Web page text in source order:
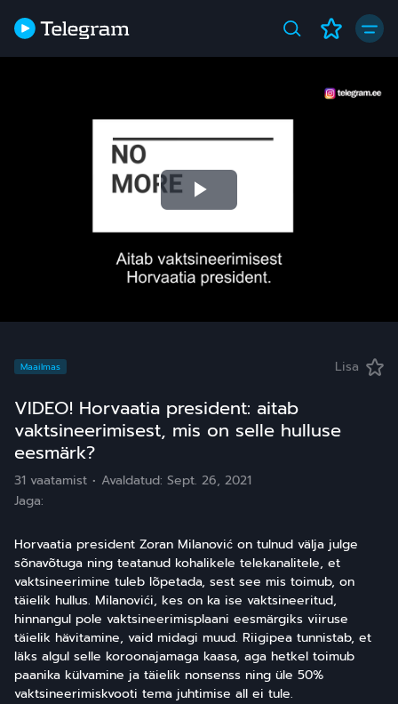
Play
Video
Maailmas Lisa
VIDEO! Horvaatia president: aitab
vaktsineerimisest, mis on selle hulluse
eesmärk?
31 vaatamist Avaldatud: Sept. 26, 2021
Jaga:
Horvaatia president Zoran Milanović on tulnud välja julge
sõnavõtuga ning teatanud kohalikele telekanalitele, et
vaktsineerimine tuleb lõpetada, sest see mis toimub, on
täielik hullus. Milanovići, kes on ka ise vaktsineeritud,
hinnangul pole vaktsineerimisplaani eesmärgiks viiruse
täielik hävitamine, vaid midagi muud. Riigipea tunnistab, et
läks algul selle koroonajamaga kaasa, aga hetkel toimub
paanika külvamine ja täielik nonsenss ning üle 50%
vaktsineerimiskvooti tema juhtimise all ei tule.